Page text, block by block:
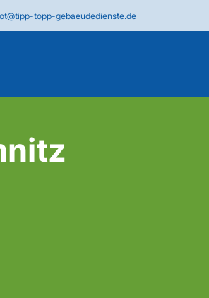
topp-gebaeudedienste.de